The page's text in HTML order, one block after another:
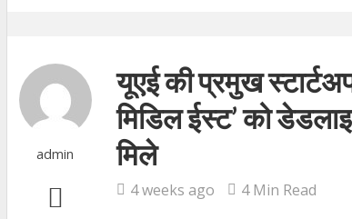
admin
यूएई की प्रमुख
मिडिल ईस्ट’ को
मिले
4 weeks ago 4 Min Read